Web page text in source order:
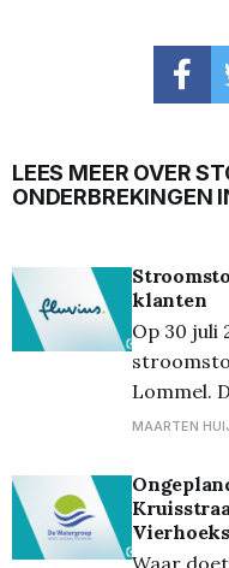
LEES MEER OVER
ONDERBREKINGEN
klanten
Op 30 juli
Lommel.
omstreeks 20.00
100 * Gepland: Nee * Bewoners verwittigd:
Nee * Status: Opgelost sinds 20.00 uur
Het gaat
MAARTEN
Waar